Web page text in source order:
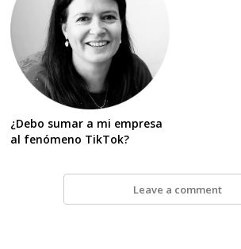
¿Debo sumar a mi empresa
al fenómeno TikTok?
Leave a comment